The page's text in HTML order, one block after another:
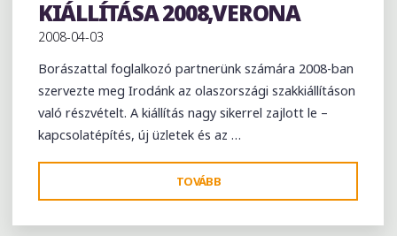
KIÁLLÍTÁSA 2008,VERONA
2008-04-03
Borászattal foglalkozó partnerünk számára 2008-ban
szervezte meg Irodánk az olaszországi szakkiállításon
való részvételt. A kiállítás nagy sikerrel zajlott le –
kapcsolatépítés, új üzletek és az …
TOVÁBB
–
BOROK